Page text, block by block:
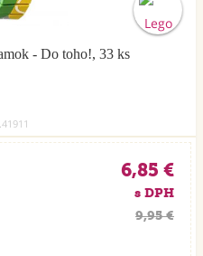
- Do toho!, 33 ks
6,85 €
s DPH
9,95 €